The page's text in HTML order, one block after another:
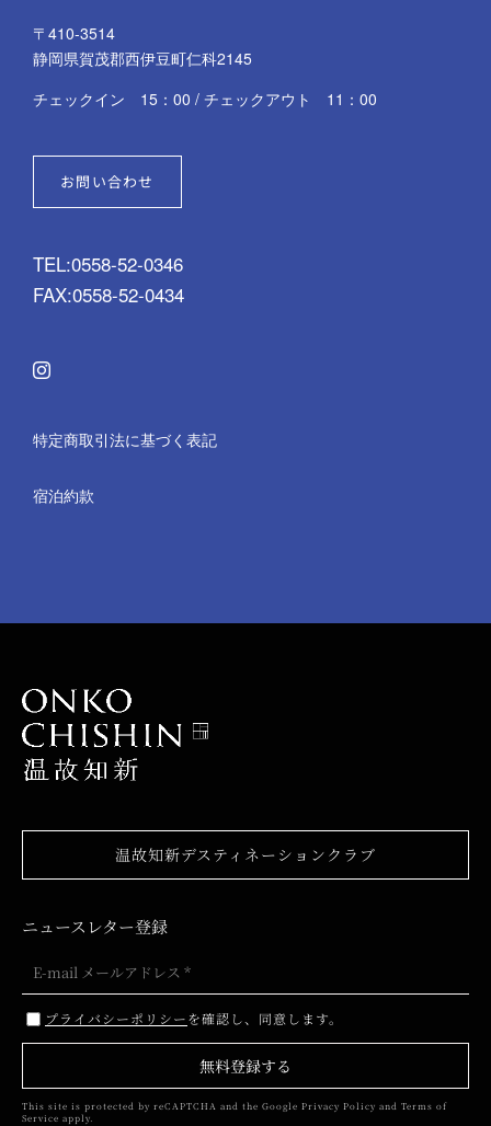
〒410-3514
静岡県賀茂郡西伊豆町仁科2145
チェックイン 15：00 / チェックアウト 11：00
お問い合わせ
TEL:0558-52-0346
FAX:0558-52-0434
特定商取引法に基づく表記
宿泊約款
温故知新デスティネーションクラブ
ニュースレター登録
プライバシーポリシーを確認し、同意します。
無料登録する
This site is protected by reCAPTCHA and the Google Privacy Policy and Terms of
Service apply.